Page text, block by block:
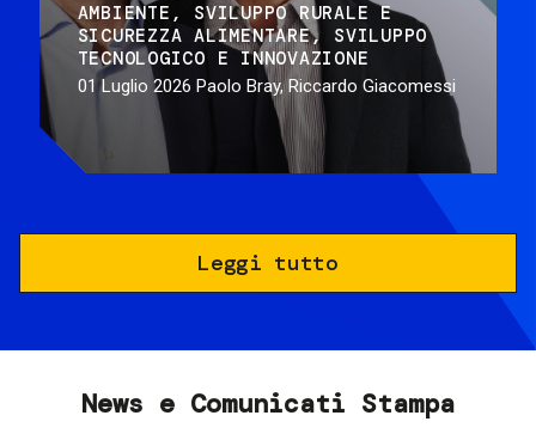
AMBIENTE
SVILUPPO RURALE E
SICUREZZA ALIMENTARE
SVILUPPO
TECNOLOGICO E INNOVAZIONE
01 Luglio 2026 Paolo Bray, Riccardo Giacomessi
Leggi tutto
News e Comunicati Stampa